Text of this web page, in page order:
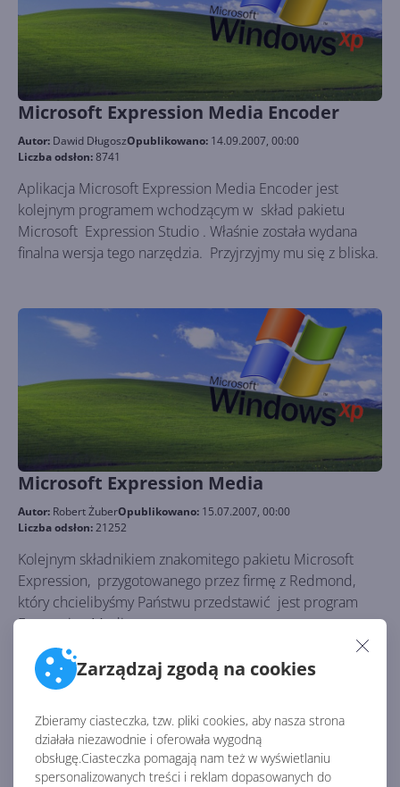
Zarządzaj zgodą na cookies
Zbieramy ciasteczka, tzw. pliki cookies, aby nasza strona
działała niezawodnie i oferowała wygodną
obsługę.Ciasteczka pomagają nam też w wyświetlaniu
spersonalizowanych treści i reklam dopasowanych do
Microsoft Expression Media Encoder
Autor: Dawid DługoszOpublikowano: 14.09.2007, 00:00
Liczba odsłon:8741
Aplikacja Microsoft Expression Media Encoder jest
kolejnym programem wchodzącym w skład pakietu
Microsoft Expression Studio . Właśnie została wydana
finalna wersja tego narzędzia. Przyjrzyjmy mu się z bliska.
Microsoft Expression Media
Autor: Robert ŻuberOpublikowano: 15.07.2007, 00:00
Liczba odsłon:21252
Kolejnym składnikiem znakomitego pakietu Microsoft
Expression, przygotowanego przez firmę z Redmond,
który chcielibyśmy Państwu przedstawić jest program
Expression Media .